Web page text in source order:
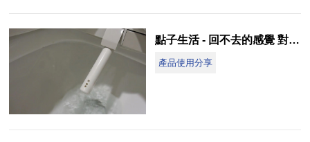
點子生活 - 回不去的感覺 對自己好一點 TOTO WASHLET
產品使用分享